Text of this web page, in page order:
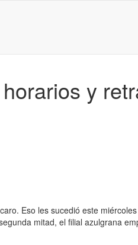
y
Eso les sucedió este
mitad, el filial azulgrana